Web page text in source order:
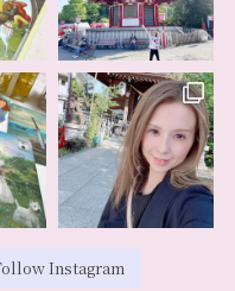
Instagram